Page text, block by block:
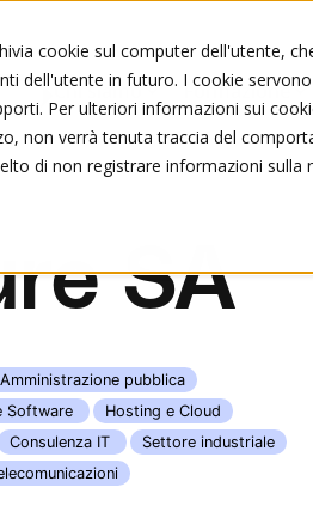
cookie sul computer dell'utente,
dell'utente in futuro. I cookie
Per ulteriori informazioni sui
non verrà tenuta traccia del
di non registrare informazioni sulla
Chi siamo Formazione
SA
Amministrazione pubblica
Software
Hosting e Cloud
Consulenza IT
Settore industriale